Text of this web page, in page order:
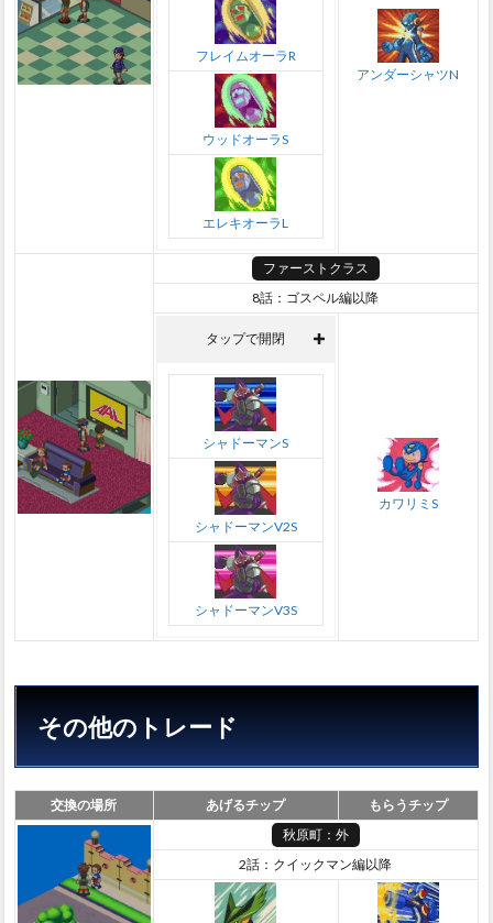
フレイムオーラR
ウッドオーラS
エレキオーラL
アンダーシャツN
ファーストクラス
8話：ゴスペル編以降
タップで開閉
シャドーマンS
シャドーマンV2S
シャドーマンV3S
カワリミS
その他のトレード
交換の場所 あげるチップ
もらうチップ
秋原町：外
2話：クイックマン編以降